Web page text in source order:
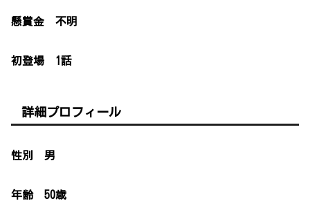
懸賞金 不明
初登場 1話
詳細プロフィール
性別 男
年齢 50歳